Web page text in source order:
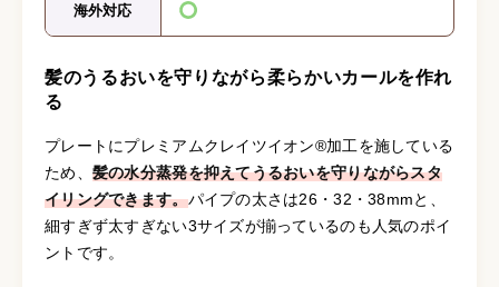
海外対応
髪のうるおいを守りながら柔らかいカールを作れ
る
プレートにプレミアムクレイツイオン®加工を施している
ため、 髪の水分蒸発を抑えてうるおいを守りながらスタ
イリングできます。パイプの太さは26・32・38mmと、
細すぎず太すぎない3サイズが揃っているのも人気のポイ
ントです。